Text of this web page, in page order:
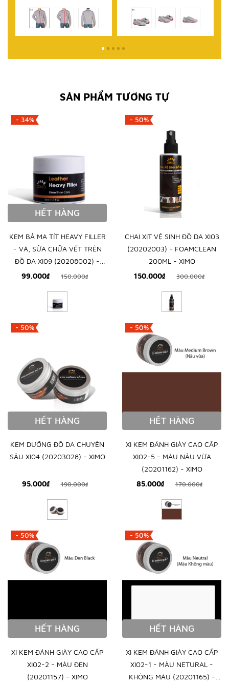
SẢN PHẨM TƯƠNG TỰ
- 34%
HẾT HÀNG
KEM BẢ MA TÍT HEAVY FILLER
- VÁ, SỬA CHỮA VẾT TRÊN
ĐỒ DA XI09 (20208002) -
XIMO
99.000₫ 150.000₫
- 50%
CHAI XỊT VỆ SINH ĐỒ DA XI03
(20202003) - FOAMCLEAN
200ML - XIMO
150.000₫
300.000₫
- 50%
HẾT HÀNG
KEM DƯỠNG ĐỒ DA CHUYÊN
SÂU XI04 (20203028) - XIMO
95.000₫ 190.000₫
- 50%
HẾT HÀNG
XI KEM ĐÁNH GIÀY CAO CẤP
XI02-5 - MÀU NÂU VỪA
(20201162) - XIMO
85.000₫
170.000₫
- 50%
HẾT HÀNG
XI KEM ĐÁNH GIÀY CAO CẤP
XI02-2 - MÀU ĐEN
(20201157) - XIMO
- 50%
HẾT HÀNG
XI KEM ĐÁNH GIÀY CAO CẤP
XI02-1 - MÀU NETURAL -
KHÔNG MÀU (20201165) -